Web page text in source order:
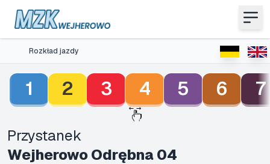
Rozkład jazdy
1 2 3 4 5 6 7
Przystanek
Wejherowo Odrębna 04